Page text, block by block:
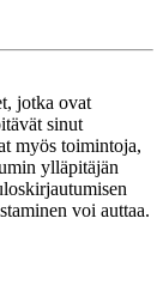
jotka ovat
sinut
myös toimintoja,
ylläpitäjän
voi auttaa.